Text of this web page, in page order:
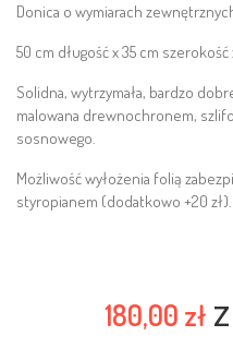
Donica o wymiarach
50 cm długość x 35 cm
Solidna, wytrzymała, bardzo
malowana drewnochronem,
sosnowego.
Możliwość wyłożenia folią
styropianem (dodatkowo +20 zł).
180,00 zł